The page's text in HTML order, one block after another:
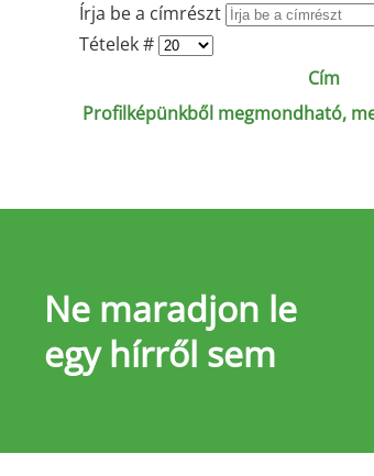
Írja be a címrészt
Tételek #
Cím
Profilképünkből megmondható,
Ne maradjon le
egy hírről sem